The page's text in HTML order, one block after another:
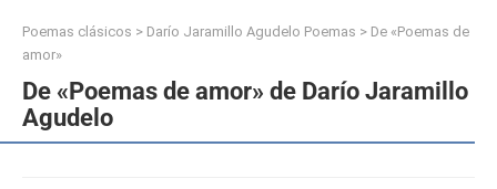
Poemas clásicos > Darío Jaramillo Agudelo Poemas > De «Poemas de
amor»
De «Poemas de amor» de Darío Jaramillo
Agudelo